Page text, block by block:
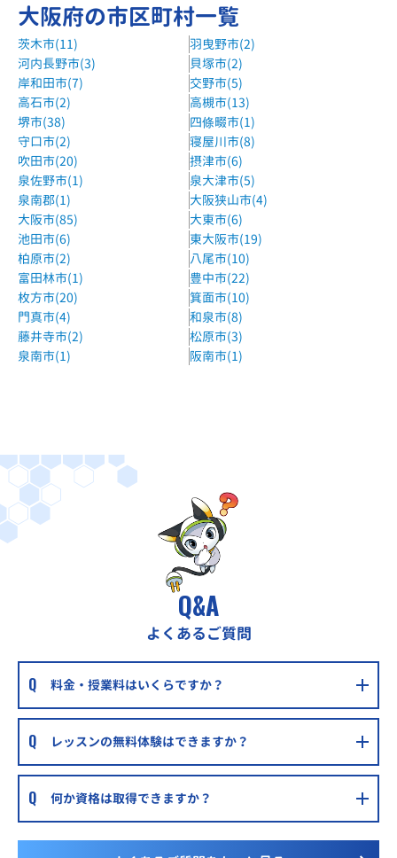
JR片町線（学研都市線）長尾駅徒歩4分
自立学習RED牧野教室
京阪線 牧野駅 徒歩10分
森塾枚方市駅前校
京阪本線、京阪交野線 枚方市駅 徒歩1分
KEC個別指導メビウス枚方本校
枚方市駅 徒歩2分
京進の個別指導スクール・ワン東香里教室
京阪バス「香里旭ヶ丘」より徒歩1分
個個塾ひらかた御殿山教室
スーパーライフ御殿山店からスグ
個個塾ひらかた中宮教室
関西外大中宮キャンパスからスグ
京阪本線 枚方公園駅 徒歩2分
個別指導学院ヒーローズくずは校
京阪本線 楠葉駅 徒歩5分
個別指導学院ヒーローズ枚方本校
京阪交野線宮之阪駅徒歩15分
個別指導WAM桜丘町校
星ケ丘駅徒歩15分
大阪府の市区町村一覧
茨木市(11)
羽曳野市(2)
河内長野市(3)
貝塚市(2)
岸和田市(7)
交野市(5)
高石市(2)
高槻市(13)
堺市(38)
四條畷市(1)
守口市(2)
寝屋川市(8)
吹田市(20)
摂津市(6)
泉佐野市(1)
泉大津市(5)
泉南郡(1)
大阪狭山市(4)
大阪市(85)
大東市(6)
池田市(6)
東大阪市(19)
柏原市(2)
八尾市(10)
富田林市(1)
豊中市(22)
枚方市(20)
箕面市(10)
門真市(4)
和泉市(8)
藤井寺市(2)
松原市(3)
泉南市(1)
阪南市(1)
Q&A
よくあるご質問
料金・授業料はいくらですか？
レッスンの無料体験はできますか？
何か資格は取得できますか？